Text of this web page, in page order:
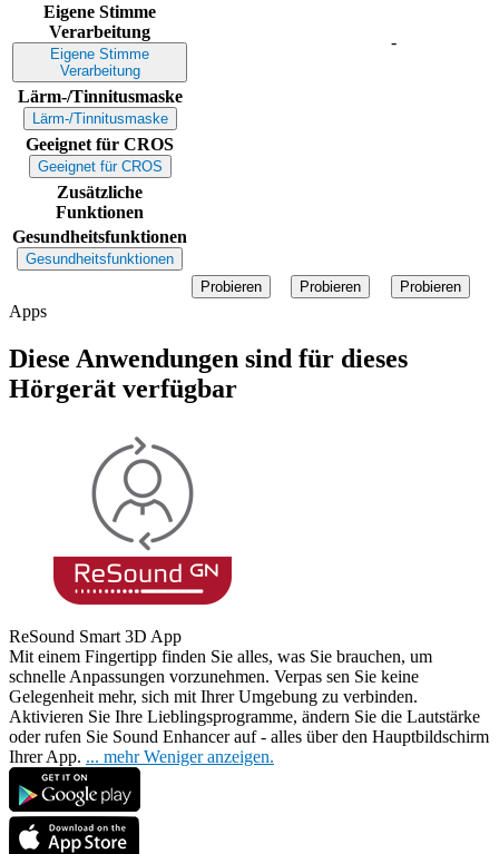
Eigene Stimme
Verarbeitung
Eigene Stimme
Verarbeitung
-
Lärm-/Tinnitusmaske
Lärm-/Tinnitusmaske
Geeignet für CROS
Geeignet für CROS
Zusätzliche
Funktionen
Gesundheitsfunktionen
Gesundheitsfunktionen
Probieren
Probieren Probieren
Apps
Diese Anwendungen sind für dieses
Hörgerät verfügbar
ReSound Smart 3D App
Mit einem Fingertipp finden Sie alles, was Sie brauchen, um
schnelle Anpassungen vorzunehmen. Verpas sen Sie keine
Gelegenheit mehr, sich mit Ihrer Umgebung zu verbinden.
Aktivieren Sie Ihre Lieblingsprogramme, ändern Sie die Lautstärke
oder rufen Sie Sound Enhancer auf - alles über den Hauptbildschirm
Ihrer App. ... mehr Weniger anzeigen.